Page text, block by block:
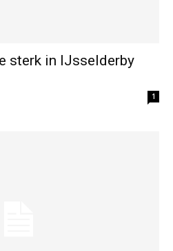
sterk in IJsselderby
1